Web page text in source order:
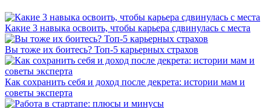
Какие 3 навыка освоить, чтобы карьера сдвинулась с места
Вы тоже их боитесь? Топ-5 карьерных страхов
Как сохранить себя и доход после декрета: истории мам и
советы эксперта